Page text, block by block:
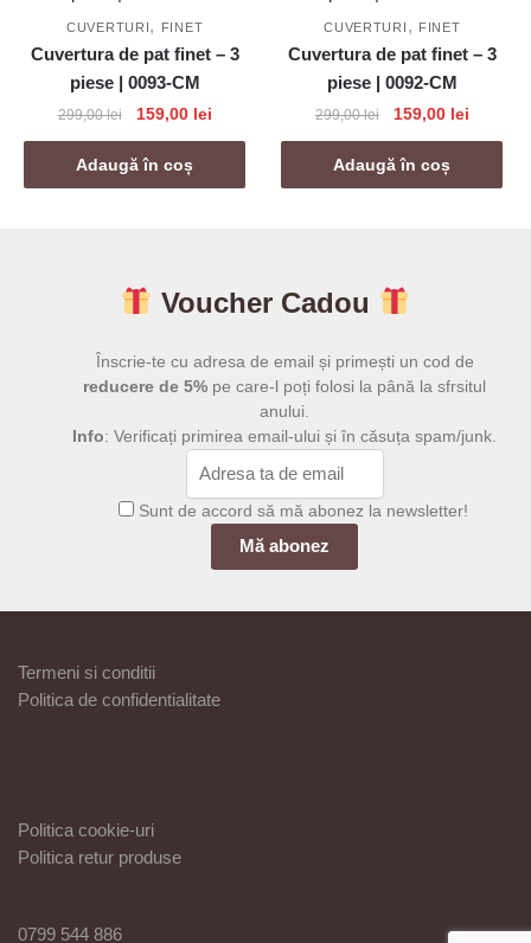
CUVERTURI, FINET
Cuvertura de pat finet – 3
piese | 0093-CM
299,00lei
Prețul
inițial
a
fost:
159,00 leiPrețul
curent
159,00 lei.
Adaugă în coș
CUVERTURI , FINET
Cuvertura de pat finet – 3
piese | 0092-CM
299,00lei
Prețul
inițial
a
fost:
159,00 leiPrețul
curent
159,00
Adaugă în coș
Voucher Cadou
Înscrie-te cu adresa de email și primești un cod de
reducere de 5% pe care-l poți folosi la până la sfrsitul
anului.
Info: Verificați primirea email-ului și în căsuța spam/junk.
Sunt de accord să mă abonez la newsletter!
Termeni si conditii
Politica de confidentialitate
Politica cookie-uri
Politica retur produse
0799 544 886